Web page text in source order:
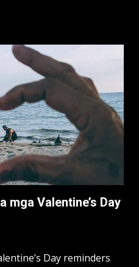
mga Valentine’s Day
Day reminders